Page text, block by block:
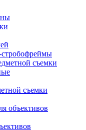
съемки
съемки
объективов